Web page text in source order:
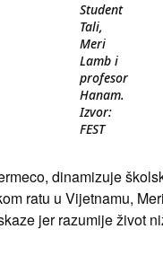
Student
Tali,
Meri
Lamb i
profesor
Hanam.
Izvor:
FEST
dinamizuje
ratu u Vijetnamu,
jer razumije život